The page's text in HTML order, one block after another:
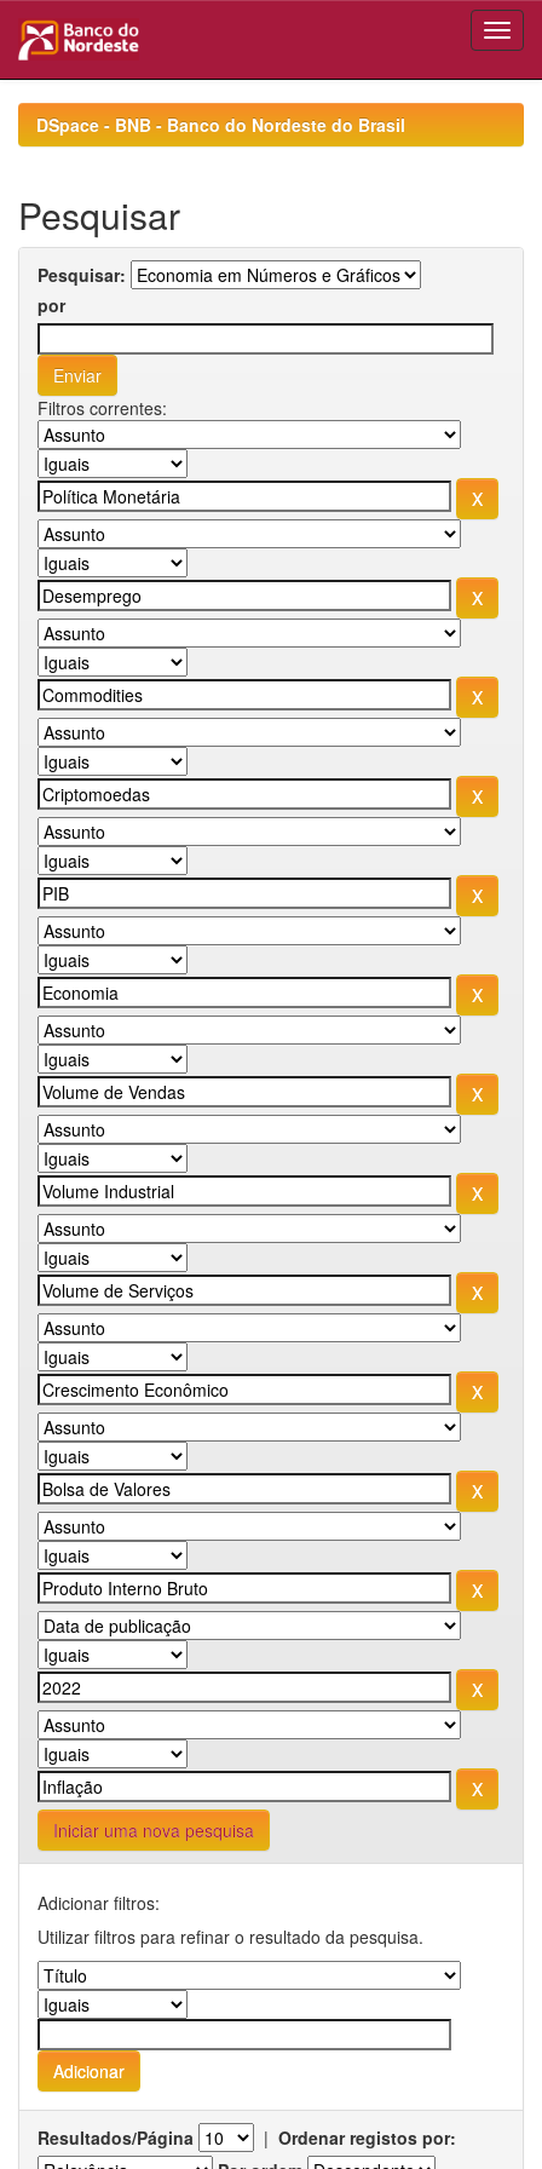
navigationDSpace - BNB - Banco do Nordeste do Brasil
Pesquisar
Pesquisar:
por
Filtros correntes:
Iniciar uma nova pesquisa
Adicionar filtros:
Utilizar filtros para refinar o resultado da pesquisa.
Resultados/Página | Ordenar registos por: